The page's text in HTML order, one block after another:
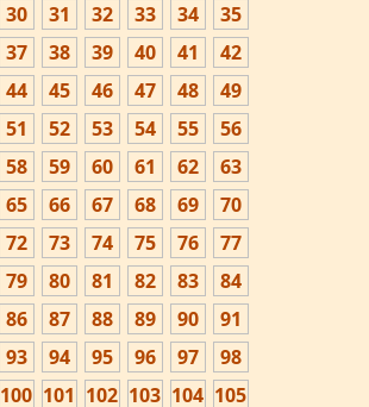
30 31 32 33 34
35
37 38 39 40 41
42
44 45 46 47 48
49
51 52 53 54 55
56
58 59 60 61 62
63
65 66 67 68 69
70
72 73 74 75 76
77
79 80 81 82 83
84
86 87 88 89 90
91
93 94 95 96 97
98
100 101 102 103 104 105